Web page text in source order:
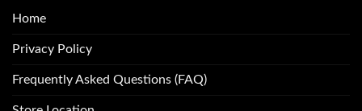
Home
Privacy Policy
Frequently Asked Questions (FAQ)